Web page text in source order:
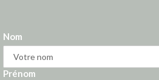
Nom
Prénom